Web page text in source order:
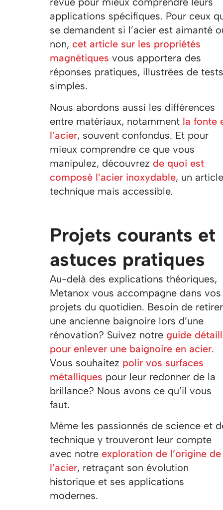
applications spécifiques. Pour ceux
se demandent si l’acier est aimanté
non, cet article sur les propriétés
magnétiques vous apportera des
réponses pratiques, illustrées de tests
simples.
Nous abordons aussi les différences
entre matériaux, notamment la fonte
l’acier, souvent confondus. Et pour
mieux comprendre ce que vous
manipulez, découvrez de quoi est
composé l’acier inoxydable, un article
technique mais accessible.
Projets courants et
astuces pratiques
Au-delà des explications théoriques,
Metanox vous accompagne dans vos
projets du quotidien. Besoin de retirer
une ancienne baignoire lors d’une
rénovation? Suivez notre guide
pour enlever une baignoire en acier.
Vous souhaitez polir vos surfaces
métalliques pour leur redonner de la
brillance? Nous avons ce qu’il vous
faut.
Même les passionnés de science et
technique y trouveront leur compte
avec notre exploration de l’origine de
l’acier, retraçant son évolution
historique et ses applications
modernes.